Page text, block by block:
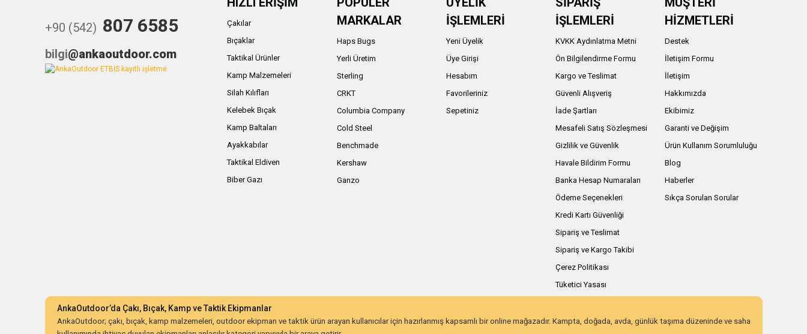
+90 (542) 807 6585
bilgi@ankaoutdoor.com
Çakılar
Bıçaklar
Taktikal Ürünler
Kamp Malzemeleri
Silah Kılıfları
Kelebek Bıçak
Kamp Baltaları
Ayakkabılar
Taktikal Eldiven
Biber Gazı
MARKALAR
Haps Bugs
Yerli Üretim
Sterling
CRKT
Columbia Company
Cold Steel
Benchmade
Kershaw
Ganzo
İŞLEMLERİ
Yeni Üyelik
Üye Girişi
Hesabım
Favorileriniz
Sepetiniz
İŞLEMLERİ
KVKK Aydınlatma Metni
Ön Bilgilendirme Formu
Kargo ve Teslimat
Güvenli Alışveriş
İade Şartları
Mesafeli Satış Sözleşmesi
Gizlilik ve Güvenlik
Havale Bildirim Formu
Banka Hesap Numaraları
Ödeme Seçenekleri
Kredi Kartı Güvenliği
Sipariş ve Teslimat
Sipariş ve Kargo Takibi
Çerez Politikası
Tüketici Yasası
HİZMETLERİ
Destek
İletişim Formu
İletişim
Hakkımızda
Ekibimiz
Garanti ve Değişim
Ürün Kullanım Sorumluluğu
Blog
Haberler
Sıkça Sorulan Sorular
AnkaOutdoor’da Çakı, Bıçak, Kamp ve Taktik Ekipmanlar
AnkaOutdoor; çakı, bıçak, kamp malzemeleri, outdoor ekipman ve taktik ürün arayan kullanıcılar için hazırlanmış kapsamlı bir online mağazadır. Kampta, doğada, avda, günlük taşıma düzeninde ve saha